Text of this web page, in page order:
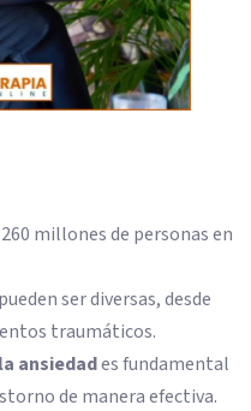
millones de personas en
pueden ser diversas, desde
traumáticos.
ansiedades fundamental
de manera efectiva.